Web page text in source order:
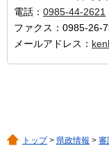
電話： 0985-44-2621
ファクス：0985-26-
メールアドレス：
トップ> 県政情報 > 審